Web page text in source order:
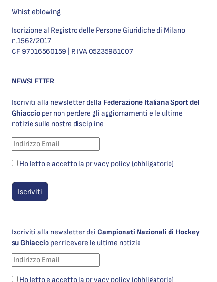
Whistleblowing
Iscrizione al Registro delle Persone Giuridiche di Milano
n.1562/2017
CF 97016560159 | P. IVA 05235981007
NEWSLETTER
Iscriviti alla newsletter della Federazione Italiana Sport del
Ghiaccio per non perdere gli aggiornamenti e le ultime
notizie sulle nostre discipline
Ho letto e accetto la privacy policy (obbligatorio)
Iscriviti alla newsletter dei Campionati Nazionali di Hockey
su Ghiaccio per ricevere le ultime notizie
Ho letto e accetto la privacy policy (obbligatorio)